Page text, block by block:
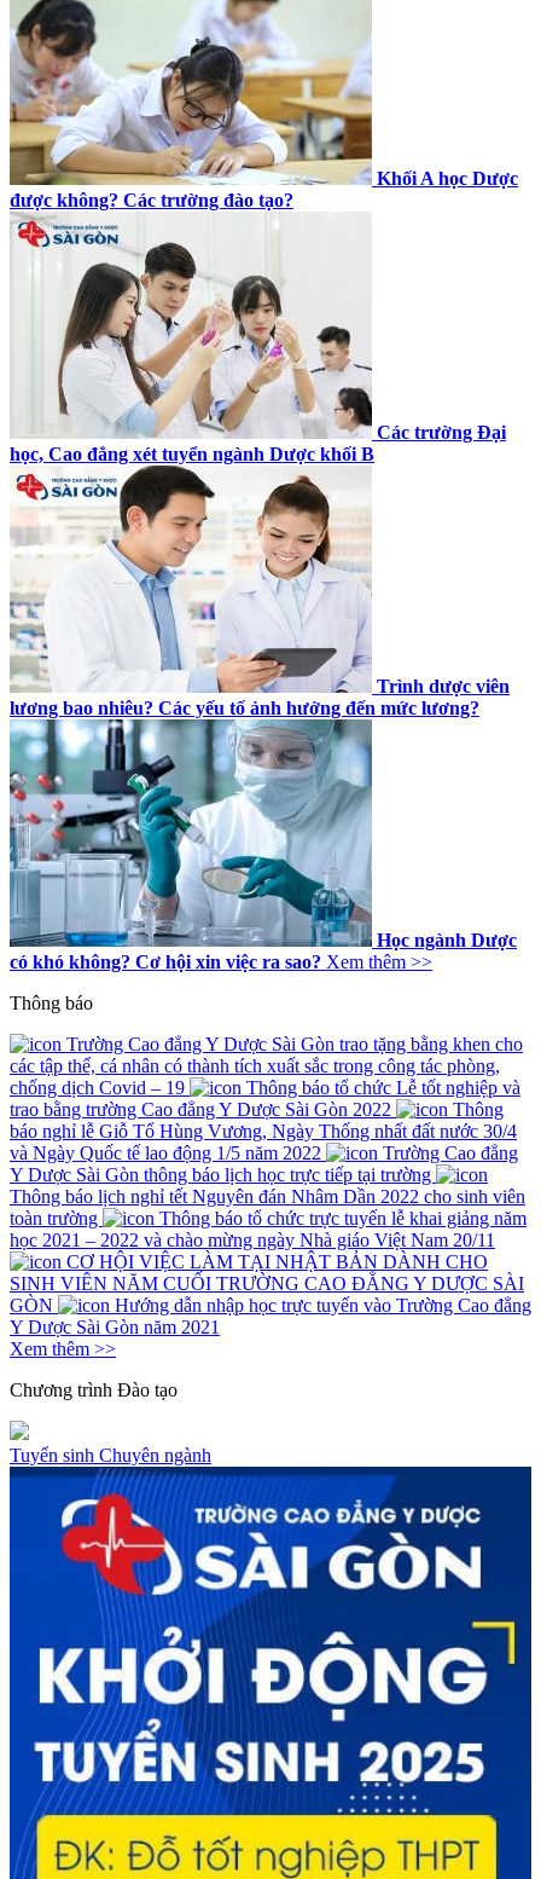
Khối A học Dược
được không? Các trường đào tạo?
Các trường Đại
học, Cao đẳng xét tuyển ngành Dược khối B
Trình dược viên
lương bao nhiêu? Các yếu tố ảnh hưởng đến mức lương?
Học ngành Dược
có khó không? Cơ hội xin việc ra sao? Xem thêm >>
Thông báo
Trường Cao đẳng Y Dược Sài Gòn trao tặng bằng khen cho
các tập thể, cá nhân có thành tích xuất sắc trong công tác phòng,
chống dịch Covid – 19
Thông báo tổ chức Lễ tốt nghiệp và
trao bằng trường Cao đẳng Y Dược Sài Gòn 2022
Thông
báo nghỉ lễ Giỗ Tổ Hùng Vương, Ngày Thống nhất đất nước 30/4
và Ngày Quốc tế lao động 1/5 năm 2022
Trường Cao đẳng
Y Dược Sài Gòn thông báo lịch học trực tiếp tại trường
Thông báo lịch nghỉ tết Nguyên đán Nhâm Dần 2022 cho sinh viên
toàn trường
Thông báo tổ chức trực tuyến lễ khai giảng năm
học 2021 – 2022 và chào mừng ngày Nhà giáo Việt Nam 20/11
CƠ HỘI VIỆC LÀM TẠI NHẬT BẢN DÀNH CHO
SINH VIÊN NĂM CUỐI TRƯỜNG CAO ĐẲNG Y DƯỢC SÀI
GÒN
Hướng dẫn nhập học trực tuyến vào Trường Cao đẳng
Y Dược Sài Gòn năm 2021
Xem thêm >>
Chương trình Đào tạo
Tuyển sinh Chuyên ngành